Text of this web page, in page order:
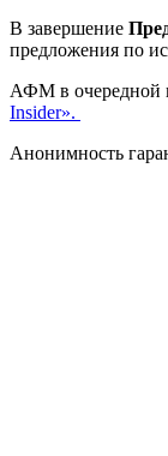
В завершение
предложения по
АФМ в очередной
Insider».
Анонимность